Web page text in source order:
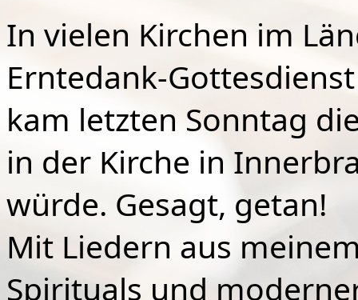
In vielen Kirchen im
Erntedank-
kam letzten Sonntag
in der Kirche in
würde. Gesagt, getan!
Mit Liedern aus
Spirituals und